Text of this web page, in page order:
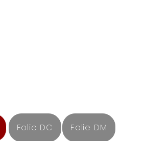
Folie DC Folie DM